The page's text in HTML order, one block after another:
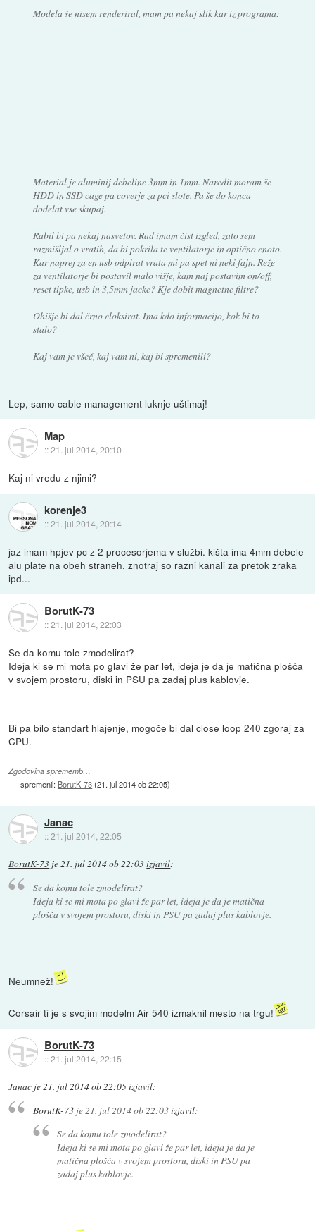
Modela še nisem renderiral, mam pa nekaj slik kar iz programa:
Material je aluminij debeline 3mm in 1mm. Naredit moram še
HDD in SSD cage pa coverje za pci slote. Pa še do konca
dodelat vse skupaj.
Rabil bi pa nekaj nasvetov. Rad imam čist izgled, zato sem
razmišljal o vratih, da bi pokrila te ventilatorje in optično enoto.
Kar naprej za en usb odpirat vrata mi pa spet ni neki fajn. Reže
za ventilatorje bi postavil malo višje, kam naj postavim on/off,
reset tipke, usb in 3,5mm jacke? Kje dobit magnetne filtre?
Ohišje bi dal črno eloksirat. Ima kdo informacijo, kok bi to
stalo?
Kaj vam je všeč, kaj vam ni, kaj bi spremenili?
Lep, samo cable management luknje uštimaj!
Map
::21. jul 2014, 20:10
Kaj ni vredu z njimi?
korenje3
::21. jul 2014, 20:14
jaz imam hpjev pc z 2 procesorjema v službi. kišta ima 4mm debele
alu plate na obeh straneh. znotraj so razni kanali za pretok zraka
ipd...
BorutK-73
::21. jul 2014, 22:03
Se da komu tole zmodelirat?
Ideja ki se mi mota po glavi že par let, ideja je da je matična plošča
v svojem prostoru, diski in PSU pa zadaj plus kablovje.
Bi pa bilo standart hlajenje, mogoče bi dal close loop 240 zgoraj za
CPU.
Zgodovina sprememb…
spremenil: BorutK-73(21. jul 2014 ob 22:05)
Janac
::21. jul 2014, 22:05
BorutK-73 je21. jul 2014 ob 22:03izjavil:
Se da komu tole zmodelirat?
Ideja ki se mi mota po glavi že par let, ideja je da je matična
plošča v svojem prostoru, diski in PSU pa zadaj plus kablovje.
Neumnež!
Corsair ti je s svojim modelm Air 540 izmaknil mesto na trgu!
BorutK-73
::21. jul 2014, 22:15
Janac je21. jul 2014 ob 22:05izjavil:
BorutK-73je21. jul 2014 ob 22:03izjavil:
Se da komu tole zmodelirat?
Ideja ki se mi mota po glavi že par let, ideja je da je
matična plošča v svojem prostoru, diski in PSU pa
zadaj plus kablovje.